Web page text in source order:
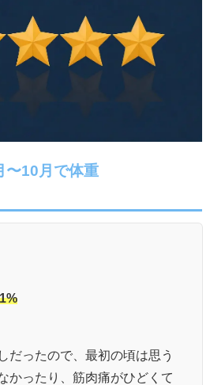
〜10月で体重
だったので、最初の頃は思う
かったり、筋肉痛がひどくて